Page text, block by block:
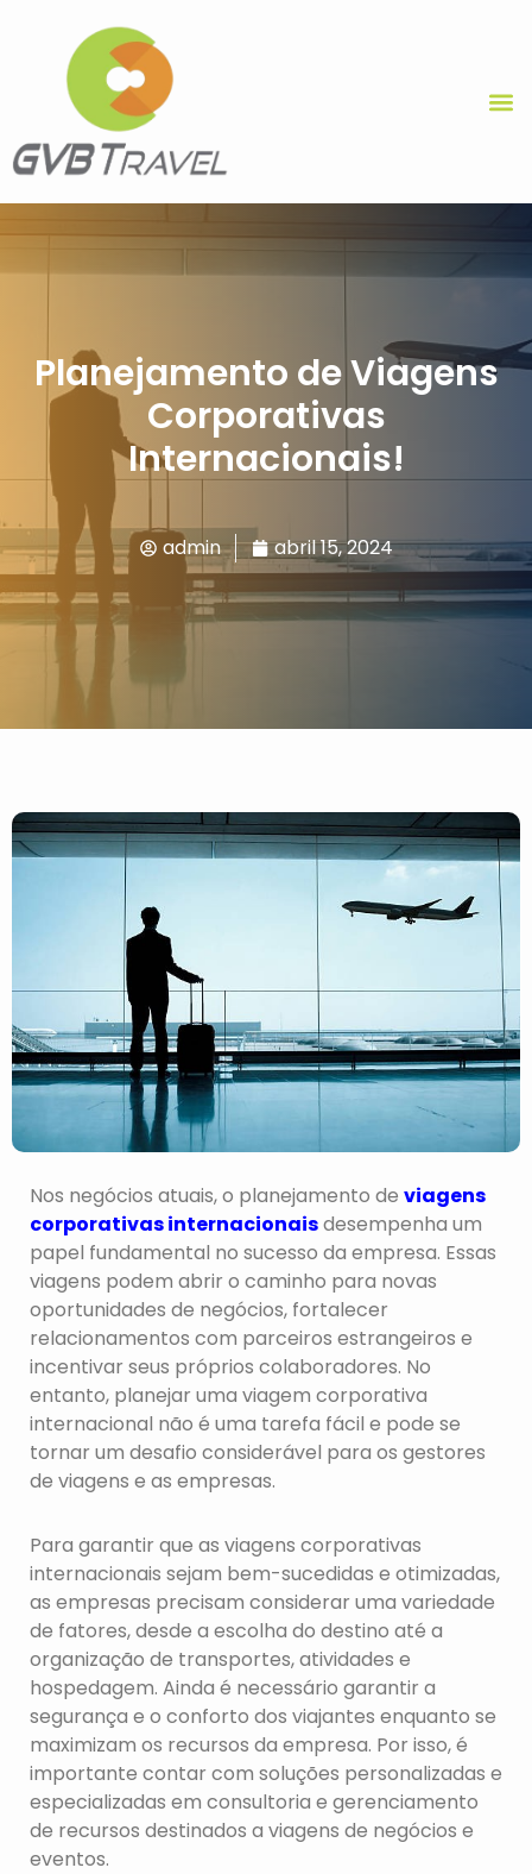
Planejamento de Viagens
Corporativas
Internacionais!
admin abril 15, 2024
Nos negócios atuais, o planejamento de viagens
corporativas internacionaisdesempenha um
papel fundamental no sucesso da empresa. Essas
viagens podem abrir o caminho para novas
oportunidades de negócios, fortalecer
relacionamentos com parceiros estrangeiros e
incentivar seus próprios colaboradores. No
entanto, planejar uma viagem corporativa
internacional não é uma tarefa fácil e pode se
tornar um desafio considerável para os gestores
de viagens e as empresas.
Para garantir que as viagens corporativas
internacionais sejam bem-sucedidas e otimizadas,
as empresas precisam considerar uma variedade
de fatores, desde a escolha do destino até a
organização de transportes, atividades e
hospedagem. Ainda é necessário garantir a
segurança e o conforto dos viajantes enquanto se
maximizam os recursos da empresa. Por isso, é
importante contar com soluções personalizadas e
especializadas em consultoria e gerenciamento
de recursos destinados a viagens de negócios e
eventos.